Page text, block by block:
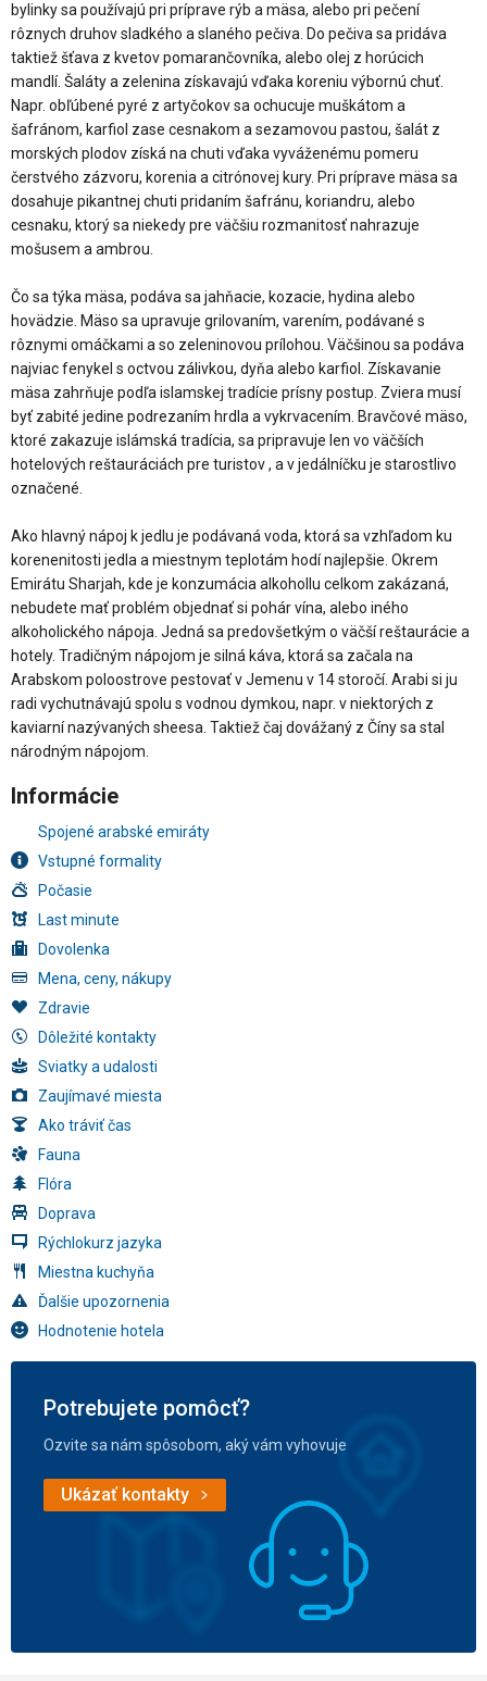
bylinky sa používajú pri príprave rýb a mäsa, alebo pri pečení
rôznych druhov sladkého a slaného pečiva. Do pečiva sa pridáva
taktiež šťava z kvetov pomarančovníka, alebo olej z horúcich
mandlí. Šaláty a zelenina získavajú vďaka koreniu výbornú chuť.
Napr. obľúbené pyré z artyčokov sa ochucuje muškátom a
šafránom, karfiol zase cesnakom a sezamovou pastou, šalát z
morských plodov získá na chuti vďaka vyváženému pomeru
čerstvého zázvoru, korenia a citrónovej kury. Pri príprave mäsa sa
dosahuje pikantnej chuti pridaním šafránu, koriandru, alebo
cesnaku, ktorý sa niekedy pre väčšiu rozmanitosť nahrazuje
mošusem a ambrou.
Čo sa týka mäsa, podáva sa jahňacie, kozacie, hydina alebo
hovädzie. Mäso sa upravuje grilovaním, varením, podávané s
rôznymi omáčkami a so zeleninovou prílohou. Väčšinou sa podáva
najviac fenykel s octvou zálivkou, dyňa alebo karfiol. Získavanie
mäsa zahrňuje podľa islamskej tradície prísny postup. Zviera musí
byť zabité jedine podrezaním hrdla a vykrvacením. Bravčové mäso,
ktoré zakazuje islámská tradícia, sa pripravuje len vo väčších
hotelových reštauráciách pre turistov , a v jedálníčku je starostlivo
označené.
Ako hlavný nápoj k jedlu je podávaná voda, ktorá sa vzhľadom ku
korenenitosti jedla a miestnym teplotám hodí najlepšie. Okrem
Emirátu Sharjah, kde je konzumácia alkohollu celkom zakázaná,
nebudete mať problém objednať si pohár vína, alebo iného
alkoholického nápoja. Jedná sa predovšetkým o väčší reštaurácie a
hotely. Tradičným nápojom je silná káva, ktorá sa začala na
Arabskom poloostrove pestovať v Jemenu v 14 storočí. Arabi si ju
radi vychutnávajú spolu s vodnou dymkou, napr. v niektorých z
kaviarní nazývaných sheesa. Taktiež čaj dovážaný z Číny sa stal
národným nápojom.
Informácie
Spojené arabské emiráty
Vstupné formality
Počasie
Last minute
Dovolenka
Mena, ceny, nákupy
Zdravie
Dôležité kontakty
Sviatky a udalosti
Zaujímavé miesta
Ako tráviť čas
Fauna
Flóra
Doprava
Rýchlokurz jazyka
Miestna kuchyňa
Ďalšie upozornenia
Hodnotenie hotela
Potrebujete pomôcť?
Ozvite sa nám spôsobom, aký vám vyhovuje
Ukázať kontakty